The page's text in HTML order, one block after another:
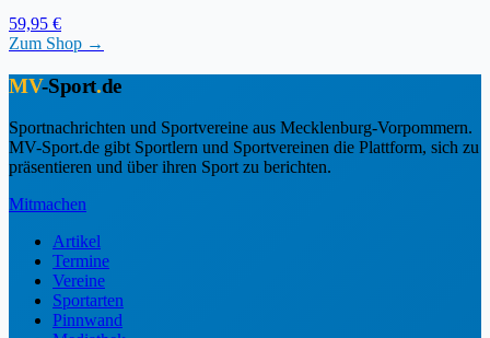
59,95 €
Zum Shop →
MV-Sport.de
Sportnachrichten und Sportvereine aus Mecklenburg-Vorpommern.
MV-Sport.de gibt Sportlern und Sportvereinen die Plattform, sich zu
präsentieren und über ihren Sport zu berichten.
Mitmachen
Artikel
Termine
Vereine
Sportarten
Pinnwand